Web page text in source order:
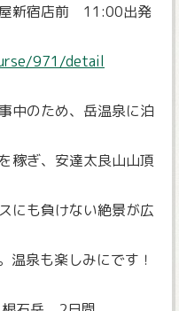
屋新宿店前 11:00出発
971/detail
中のため、岳温泉に泊
稼ぎ、安達太良山山頂
にも負けない絶景が広
温泉も楽しみにです！